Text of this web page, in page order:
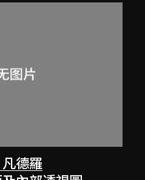
德羅